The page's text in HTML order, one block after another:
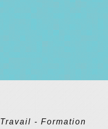
Travail - Formation